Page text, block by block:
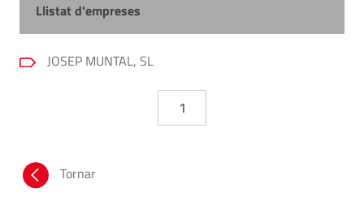
Llistat d'empreses
JOSEP MUNTAL, SL
1
Tornar